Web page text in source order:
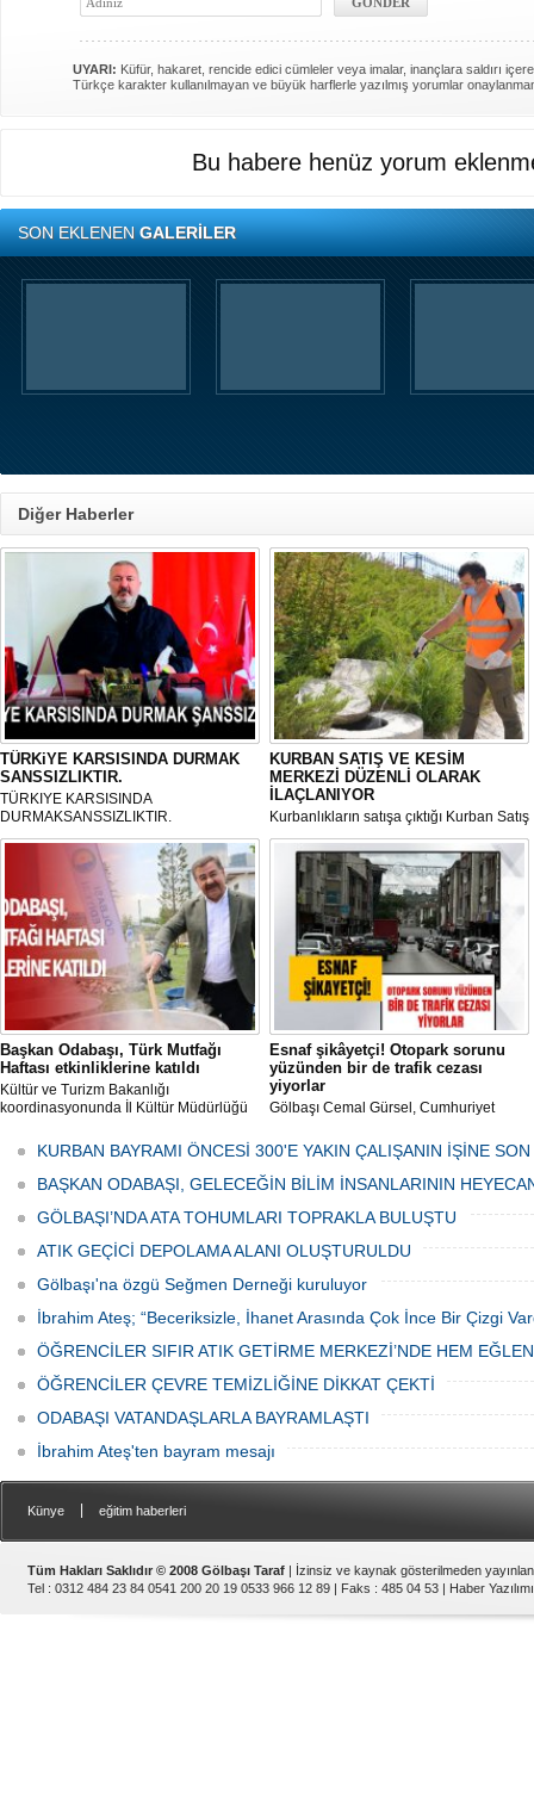
UYARI: Küfür, hakaret, rencide edici cümleler veya imalar, inançlara saldırı
Türkçe karakter kullanılmayan ve büyük harflerle yazılmış yorumlar
Bu habere henüz yorum
SON EKLENENGALERİLER
Diğer Haberler
TÜRKiYE KARSISINDA DURMAK
SANSSIZLIKTIR.
TÜRKIYE KARSISINDA
DURMAKSANSSIZLIKTIR.
KURBAN SATIŞ VE KESİM
MERKEZİ DÜZENLİ OLARAK
İLAÇLANIYOR
Kurbanlıkların satışa çıktığı Kurban Satış
ve Kesim Merkezi, haşere ve
mikropların önüne geçilmesi amacıyla
her gün Gölbaşı Belediyesi ekipleri
tarafından düzenli olarak ilaçlanıyor.
Başkan Odabaşı, Türk Mutfağı
Haftası etkinliklerine katıldı
Kültür ve Turizm Bakanlığı
koordinasyonunda İl Kültür Müdürlüğü
Haftası" etkinlikleri Ankara'da devam
ediyor.
Esnaf şikâyetçi! Otopark sorunu
yüzünden bir de trafik cezası
yiyorlar
Gölbaşı Cemal Gürsel, Cumhuriyet
bulunan esnaf ve alışverişe gelen
vatandaşlar park cezaları yüzünden
canından bezdi.
KURBAN BAYRAMI ÖNCESİ 300'E YAKIN ÇALIŞANIN İŞİNE
BAŞKAN ODABAŞI, GELECEĞİN BİLİM İNSANLARININ
GÖLBAŞI’NDA ATA TOHUMLARI TOPRAKLA BULUŞTU
ATIK GEÇİCİ DEPOLAMA ALANI OLUŞTURULDU
Gölbaşı'na özgü Seğmen Derneği kuruluyor
İbrahim Ateş; “Beceriksizle, İhanet Arasında Çok İnce Bir Çizgi
ÖĞRENCİLER SIFIR ATIK GETİRME MERKEZİ’NDE HEM
ÖĞRENCİLER ÇEVRE TEMİZLİĞİNE DİKKAT ÇEKTİ
ODABAŞI VATANDAŞLARLA BAYRAMLAŞTI
İbrahim Ateş'ten bayram mesajı
Künye eğitim haberleri
Tüm Hakları Saklıdır © 2008 Gölbaşı Taraf | İzinsiz ve kaynak gösterilmeden
Tel : 0312 484 23 84 0541 200 20 19 0533 966 12 89 | Faks : 485 04 53 | Haber Yazılımı